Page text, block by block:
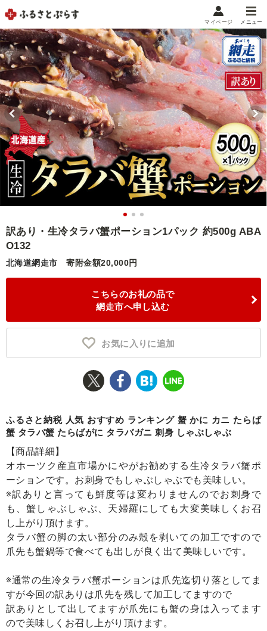
メニュー
マイメニュー
マイページ
お気に入り 閲覧履歴
メニュー
お礼の品から探す
お礼の品をカテゴリや金額で絞り込み
自治体から探す
ランキング
特集・おすすめ
マイページ
訳あり・生冷タラバ蟹ポーション1パック 約500g ABA
O132
北海道網走市 寄附金額20,000円
こちらのお礼の品で
網走市へ申し込む
お気に入りに追加
ふるさと納税 人気 おすすめ ランキング 蟹 かに カニ たらば
蟹 タラバ蟹 たらばがに タラバガニ 刺身 しゃぶしゃぶ
【商品詳細】
オホーツク産直市場かにやがお勧めする生冷タラバ蟹ポ
ーションです。お刺身でもしゃぶしゃぶでも美味しい。
※訳ありと言っても鮮度等は変わりませんのでお刺身で
も、蟹しゃぶしゃぶ、天婦羅にしても大変美味しくお召
し上がり頂けます。
タラバ蟹の脚の太い部分のみ殻を剥いての加工ですので
爪先も蟹鍋等で食べても出しが良く出て美味しいです。
※通常の生冷タラバ蟹ポーションは爪先迄切り落としてま
すが今回の訳ありは爪先を残して加工してますので
訳ありとして出してますが爪先にも蟹の身は入ってます
ので美味しくお召し上がり頂けます。